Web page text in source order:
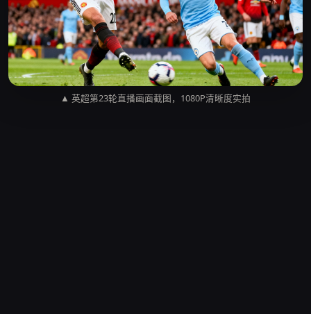
▲ 英超第23轮直播画面截图，1080P清晰度实拍